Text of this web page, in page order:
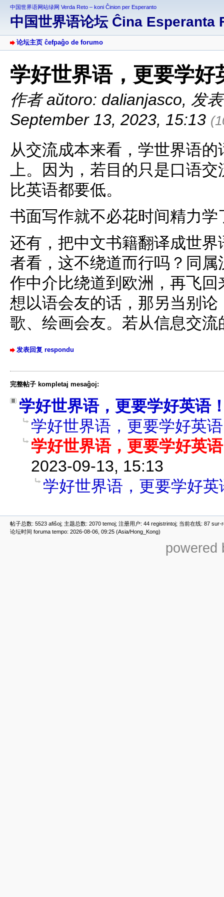
中国世界语网站绿网 Verda Reto – koni Ĉinion per Esperanto
中国世界语论坛 Ĉina Esperanta
论坛主页 ĉefpaĝo de forumo
学好世界语，更要学好
作者 aŭtoro: dalianjasco, 发
September 13, 2023, 15:13
从交流成本来看，学世界语
上。因为，若目的只是口语
比英语都要低。
书面写作就不必花时间精力
还有，把中文书籍翻译成世
者看，这不绕道而行吗？同
作中介比绕道到欧洲，再飞
想以语会友的话，那另当别
歌、绘画会友。若从信息交
发表回复 respondu
完整帖子 kompletaj mesaĝoj:
学好世界语，更要学好英语
学好世界语，更要学好英
学好世界语，更要学好英
2023-09-13, 15:13
学好世界语，更要学好英
帖子总数: 5523 afiŝoj; 主题总数: 2070 temoj; 注册用户: 44 registrintoj; 当前在线: 87
论坛时间 foruma tempo: 2026-08-06, 09:25 (Asia/Hong_Kong)
powered